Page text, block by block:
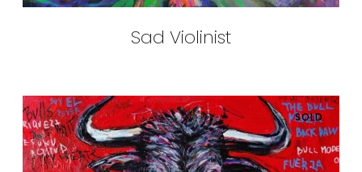
Sad Violinist
SOLD